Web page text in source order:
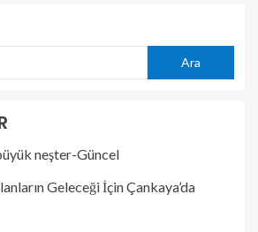
Ara
neşter-Güncel
Geleceği İçin Çankaya’da